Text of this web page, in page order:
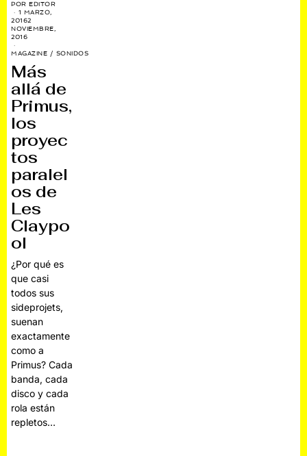
POREDITOR
1 MARZO,
20162
NOVIEMBRE,
2016
MAGAZINE / SONIDOS
Más
allá de
Primus,
los
proyec
tos
paralel
os de
Les
Claypo
ol
¿Por qué es
que casi
todos sus
sideprojets,
suenan
exactamente
como a
Primus? Cada
banda, cada
disco y cada
rola están
repletos…